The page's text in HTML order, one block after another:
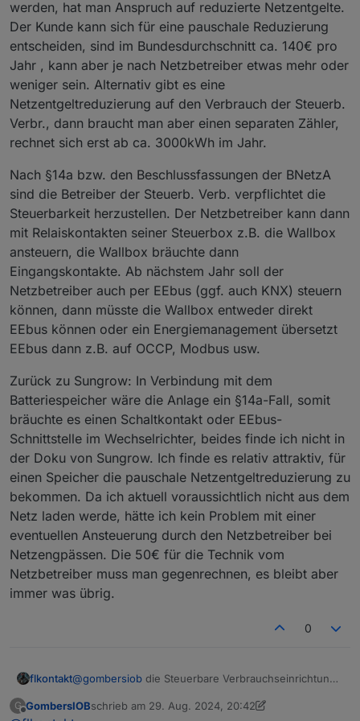
werden, hat man Anspruch auf reduzierte Netzentgelte.
Der Kunde kann sich für eine pauschale Reduzierung
entscheiden, sind im Bundesdurchschnitt ca. 140€ pro
Jahr , kann aber je nach Netzbetreiber etwas mehr oder
weniger sein. Alternativ gibt es eine
Netzentgeltreduzierung auf den Verbrauch der Steuerb.
Verbr., dann braucht man aber einen separaten Zähler,
rechnet sich erst ab ca. 3000kWh im Jahr.
Nach §14a bzw. den Beschlussfassungen der BNetzA
sind die Betreiber der Steuerb. Verb. verpflichtet die
Steuerbarkeit herzustellen. Der Netzbetreiber kann dann
mit Relaiskontakten seiner Steuerbox z.B. die Wallbox
ansteuern, die Wallbox bräuchte dann
Eingangskontakte. Ab nächstem Jahr soll der
Netzbetreiber auch per EEbus (ggf. auch KNX) steuern
können, dann müsste die Wallbox entweder direkt
EEbus können oder ein Energiemanagement übersetzt
EEbus dann z.B. auf OCCP, Modbus usw.
Zurück zu Sungrow: In Verbindung mit dem
Batteriespeicher wäre die Anlage ein §14a-Fall, somit
bräuchte es einen Schaltkontakt oder EEbus-
Schnittstelle im Wechselrichter, beides finde ich nicht in
der Doku von Sungrow. Ich finde es relativ attraktiv, für
einen Speicher die pauschale Netzentgeltreduzierung zu
bekommen. Da ich aktuell voraussichtlich nicht aus dem
Netz laden werde, hätte ich kein Problem mit einer
eventuellen Ansteuerung durch den Netzbetreiber bei
Netzengpässen. Die 50€ für die Technik vom
Netzbetreiber muss man gegenrechnen, es bleibt aber
immer was übrig.
0
flkontakt@gombersiob die Steuerbare Verbrauchseinrichtung
werden, damit bei drohenden Netzengpässen z.B.
Als Entschädigung für den Aufwand die Steuerbarkeit
G
Offline
GombersIOBschrieb am 29. Aug. 2024, 20:42
zuletzt editiert von GombersIOB